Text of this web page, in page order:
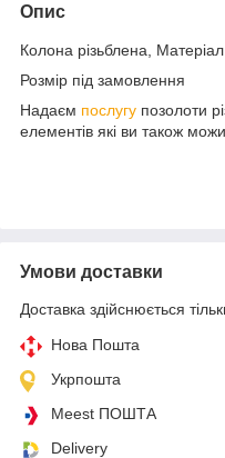
Опис
Колона різьблена,
Розмір під замовлення
Надаєм послугу позолоти
елементів які ви також
Умови доставки
Доставка здійснюється
Нова Пошта
Укрпошта
Meest ПОШТА
Delivery